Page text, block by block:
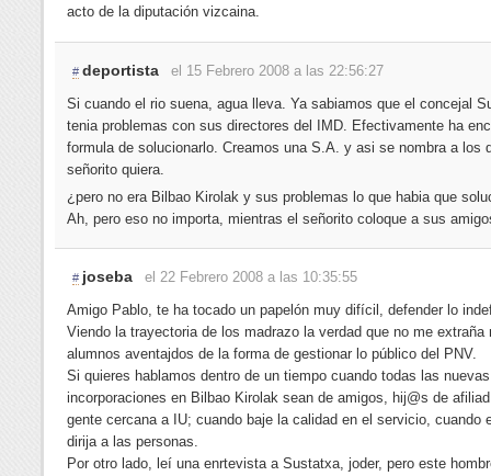
acto de la diputación vizcaina.
# deportista
el 15 Febrero 2008 a las 22:56:27
Si cuando el rio suena, agua lleva. Ya sabiamos que el concejal
tenia problemas con sus directores del IMD. Efectivamente ha
formula de solucionarlo. Creamos una S.A. y asi se nombra a los
señorito quiera.
¿pero no era Bilbao Kirolak y sus problemas lo que habia que
Ah, pero eso no importa, mientras el señorito coloque a sus
# joseba
el 22 Febrero 2008 a las 10:35:55
Amigo Pablo, te ha tocado un papelón muy difícil, defender lo
Viendo la trayectoria de los madrazo la verdad que no me extraña
alumnos aventajdos de la forma de gestionar lo público del PNV.
Si quieres hablamos dentro de un tiempo cuando todas las nuevas
incorporaciones en Bilbao Kirolak sean de amigos, hij@s de
gente cercana a IU; cuando baje la calidad en el servicio, cuando
dirija a las personas.
Por otro lado, leí una enrtevista a Sustatxa, joder, pero este